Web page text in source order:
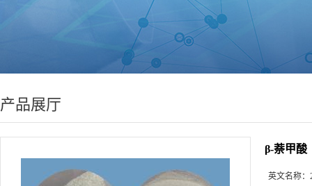
产品展厅
β-萘甲酸
英文名称：